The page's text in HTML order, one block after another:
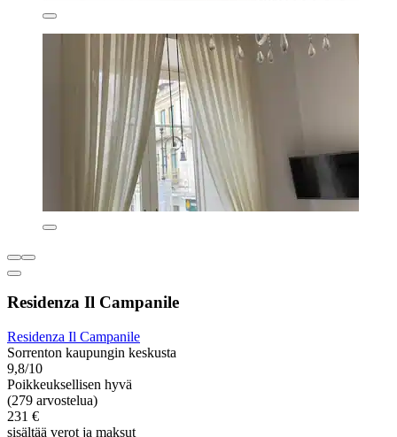
Residenza Il Campanile
Residenza Il Campanile
Sorrenton kaupungin keskusta
9,8/10
Poikkeuksellisen hyvä
(279 arvostelua)
231 €
sisältää verot ja maksut